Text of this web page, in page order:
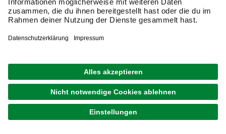
Merken
BIOHORT
Fundament »SmartBase Plus«, Stahl/Aluminium,
BxL: 150 x 78 cm
779,00 €
lieferbar
Zustellung 24.08. - 26.08.
GRATIS VERSAND